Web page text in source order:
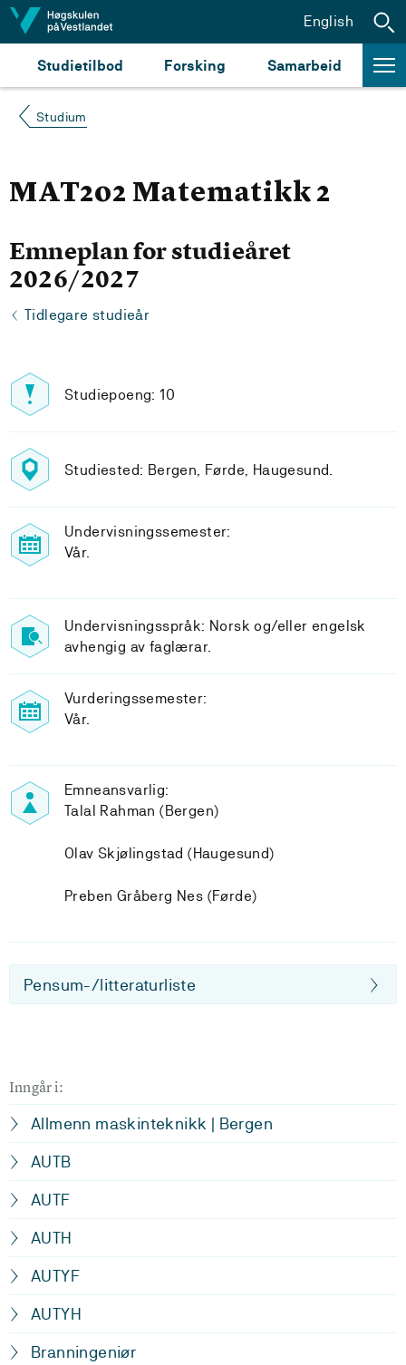
Hopp til innhald
Studietilbod Forsking Samarbeid
English
Studium
MAT202 Matematikk 2
Emneplan for studieåret
2026/2027
Tidlegare studieår
Studiepoeng: 10
Studiested: Bergen, Førde, Haugesund.
Undervisningssemester:
Vår.
Undervisningsspråk: Norsk og/eller engelsk
avhengig av faglærar.
Vurderingssemester:
Vår.
Emneansvarlig:
Talal Rahman (Bergen)
Olav Skjølingstad (Haugesund)
Preben Gråberg Nes (Førde)
Pensum-/litteraturliste
Inngår i:
Allmenn maskinteknikk | Bergen
AUTB
AUTF
AUTH
AUTYF
AUTYH
Branningeniør